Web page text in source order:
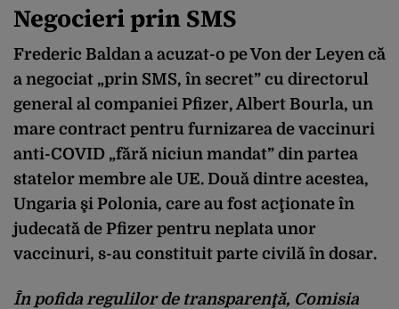
Negocieri prin SMS
Frederic Baldan a acuzat-o pe Von der Leyen că
a negociat „prin SMS, în secret” cu directorul
general al companiei Pfizer, Albert Bourla, un
mare contract pentru furnizarea de vaccinuri
anti-COVID „fără niciun mandat” din partea
statelor membre ale UE. Două dintre acestea,
Ungaria şi Polonia, care au fost acţionate în
judecată de Pfizer pentru neplata unor
vaccinuri, s-au constituit parte civilă în dosar.
În pofida regulilor de transparenţă, Comisia